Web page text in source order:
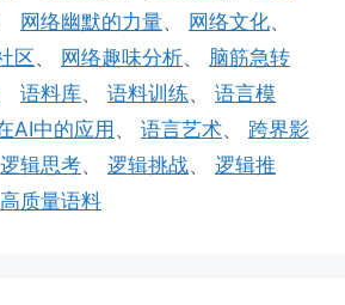
网络幽默的力量、 网络文化、
区、 网络趣味分析、 脑筋急转
语料库、 语料训练、 语言模
AI中的应用 、 语言艺术、 跨界影
逻辑思考、 逻辑挑战、 逻辑推
高质量语料